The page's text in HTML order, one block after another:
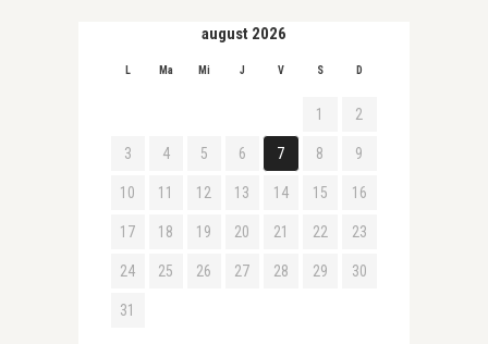
august 2026
L Ma Mi J V S D
1 2
3 4 5 6 7 8 9
10 11 12 13 14 15 16
17 18 19 20 21 22 23
24 25 26 27 28 29 30
31